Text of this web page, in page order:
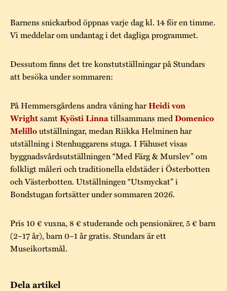
Dela artikel
Barnens snickarbod öppnas varje dag kl. 14 för en timme.
Vi meddelar om undantag i det dagliga programmet.
Dessutom finns det tre konstutställningar på Stundars
att besöka under sommaren:
På Hemmersgårdens andra våning harHeidi von
WrightsamtKyösti Linnatillsammans medDomenico
Melilloutställningar, medan Riikka Helminen har
utställning i Stenhuggarens stuga. I Fähuset visas
byggnadsvårdsutställningen “Med Färg & Murslev” om
folkligt måleri och traditionella eldstäder i Österbotten
och Västerbotten. Utställningen “Utsmyckat” i
Bondstugan fortsätter under sommaren 2026.
Pris 10 € vuxna, 8 € studerande och pensionärer, 5 € barn
(2–17 år), barn 0–1 år gratis. Stundars är ett
Museikortsmål.